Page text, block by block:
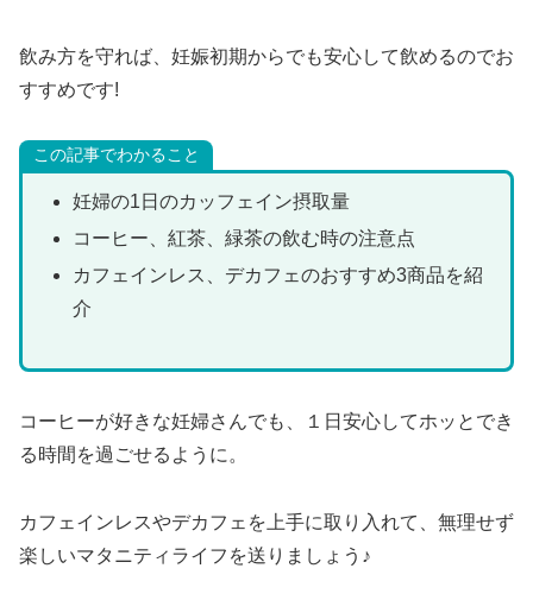
飲み方を守れば、妊娠初期からでも安心して飲めるのでお
すすめです!
この記事でわかること
妊婦の1日のカッフェイン摂取量
コーヒー、紅茶、緑茶の飲む時の注意点
カフェインレス、デカフェのおすすめ3商品を紹
介
コーヒーが好きな妊婦さんでも、１日安心してホッとでき
る時間を過ごせるように。
カフェインレスやデカフェを上手に取り入れて、無理せず
楽しいマタニティライフを送りましょう♪